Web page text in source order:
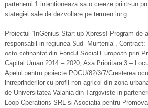
partenerul 1 intentioneaza sa o creeze printr-un
stategiei sale de dezvoltare pe termen lung.
Proiectul “InGenius Start-up Xpress! Program de
responsabil in regiunea Sud- Muntenia”, Contract:
este cofinantat din Fondul Social European prin
Capital Uman 2014 – 2020, Axa Prioritara 3 –
Apelul pentru proiecte POCU/82/3/7/Cresterea
intreprinderilor cu profil non-agricol din zona
de Universitatea Valahia din Targoviste in
Loop Operations SRL si Asociatia pentru